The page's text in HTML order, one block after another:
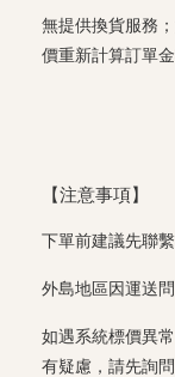
無提供換貨服務
價重新計算訂單金
【注意事項】
下單前建議先聯
外島地區因運送
如遇系統標價異
有疑慮，請先詢問